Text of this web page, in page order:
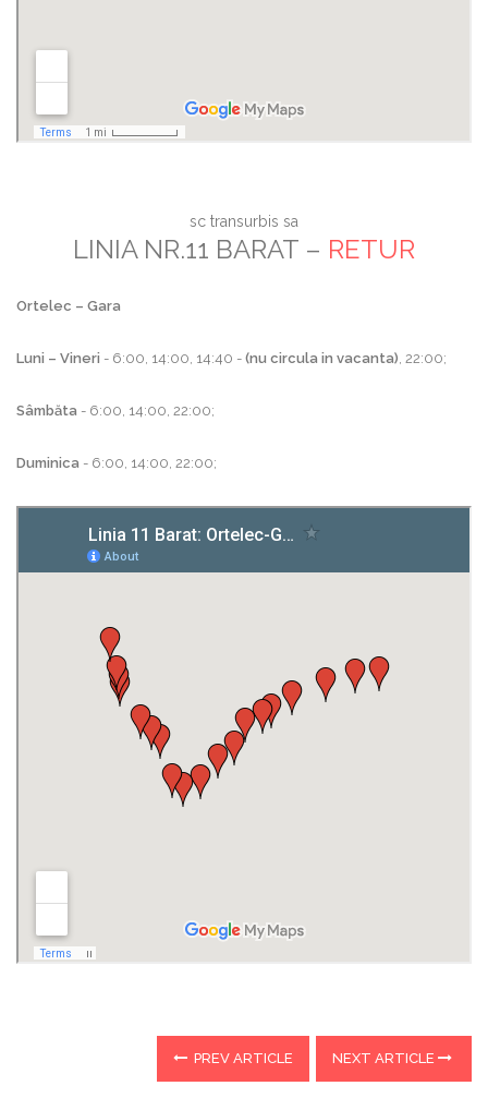
sc transurbis sa
LINIA NR.11 BARAT – RETUR
Ortelec – Gara
Luni – Vineri - 6:00, 14:00, 14:40 - (nu circula in vacanta), 22:00;
Sâmbăta - 6:00, 14:00, 22:00;
Duminica - 6:00, 14:00, 22:00;
PREV ARTICLE NEXT ARTICLE